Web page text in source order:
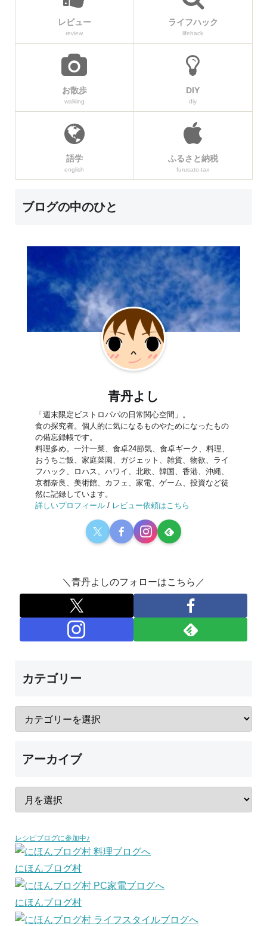
レビュー
review
ライフハック
lifehack
お散歩
walking
DIY
diy
語学
english
ふるさと納税
furusato-tax
ブログの中のひと
青丹よし
「週末限定ビストロパパの日常関心空間」。
食の探究者。個人的に気になるものやためになったもの
の備忘録帳です。
料理多め。一汁一菜、食卓24節気、食卓ギーク、料理、
おうちご飯、家庭菜園、ガジェット、雑貨、物欲、ライ
フハック、ロハス、ハワイ、北欧、韓国、香港、沖縄、
京都奈良、美術館、カフェ、家電、ゲーム、投資など徒
然に記録しています。
詳しいプロフィール / レビュー依頼はこちら
＼青丹よしのフォローはこちら／
カテゴリー
アーカイブ
レシピブログに参加中♪
にほんブログ村
にほんブログ村